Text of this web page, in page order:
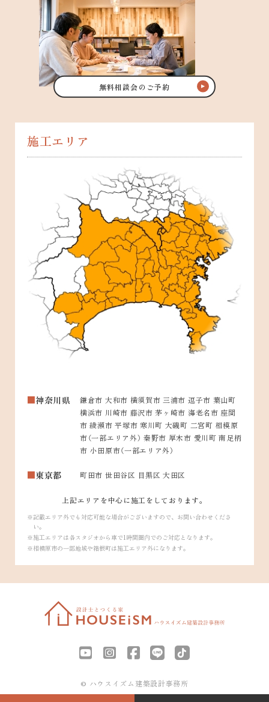
無料相談会のご予約
施工エリア
神奈川県
鎌倉市 大和市 横須賀市 三浦市 逗子市 葉山町
横浜市 川崎市 藤沢市 茅ヶ崎市 海老名市 座間
市 綾瀬市 平塚市 寒川町 大磯町 二宮町 相模原
市（一部エリア外） 秦野市 厚木市 愛川町 南足柄
市 小田原市（一部エリア外）
東京都 町田市 世田谷区 目黒区 大田区
上記エリアを中心に施工をしております。
記載エリア外でも対応可能な場合がございますので、お問い合わせくださ
い。
施工エリアは各スタジオから車で1時間圏内でのご対応となります。
相模原市の一部地域や箱根町は施工エリア外になります。
© ハウスイズム建築設計事務所